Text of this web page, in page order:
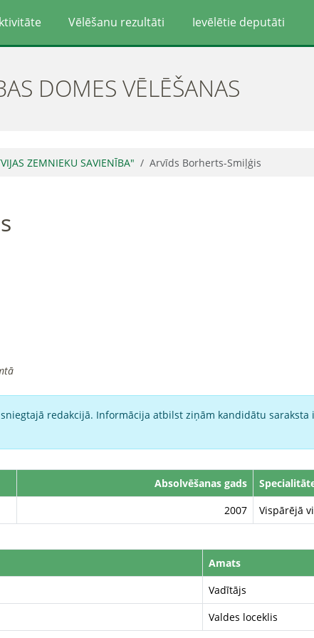
Vēlēšanu rezultāti Ievēlētie deputāti
DOMES VĒLĒŠANAS
ZEMNIEKU SAVIENĪBA" Arvīds Borherts-Smiļģis
redakcijā. Informācija atbilst ziņām kandidātu saraksta
Absolvēšanas gads
2007 Vispārējā
Amats
Vadītājs
Valdes loceklis